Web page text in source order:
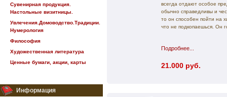
Сувенирная продукция.
Настольные визитницы.
Увлечения.Домоводство.Традиции.
Нумерология
Философия
Художественная литература
Ценные бумаги, акции, карты
Информация
всегда отдают особое
обычно справедливы и
то он способен пойти на
что не подкопаешься. Он
Подробнее...
21.000 руб.